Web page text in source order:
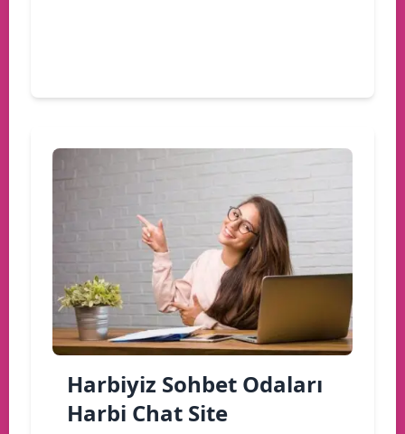
Harbiyiz Sohbet Odaları
Harbi Chat Site